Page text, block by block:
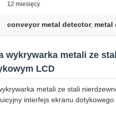
12 miesięcy
conveyor metal detector, metal
wykrywarka metali ze
LCD
metali ze stali
interfejs ekranu